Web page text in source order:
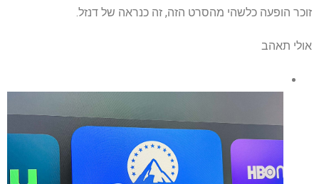
זוכר הופעה כלשהי מהסרט הזה, זה כנראה של דנזל.
אולי תאהב